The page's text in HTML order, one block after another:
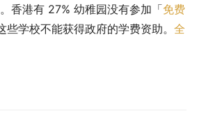
香港有 27% 幼稚园没有参加「免费
些学校不能获得政府的学费资助。 全